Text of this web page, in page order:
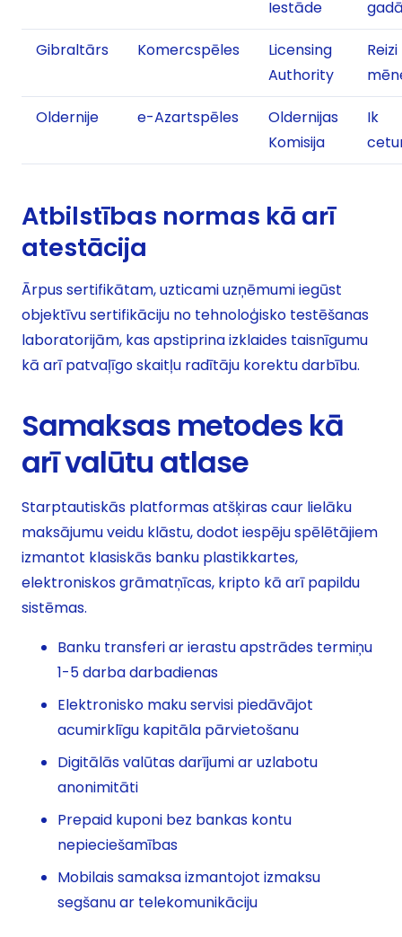
Iestāde
Gibraltārs Komercspēles
Licensing
Authority
Reizi
Oldernije e-Azartspēles
Oldernijas
Komisija
Ik
Atbilstības normas kā arī
atestācija
Ārpus sertifikātam, uzticami uzņēmumi iegūst
objektīvu sertifikāciju no tehnoloģisko testēšanas
laboratorijām, kas apstiprina izklaides taisnīgumu
kā arī patvaļīgo skaitļu radītāju korektu darbību.
Samaksas metodes kā
arī valūtu atlase
Starptautiskās platformas atšķiras caur lielāku
maksājumu veidu klāstu, dodot iespēju spēlētājiem
izmantot klasiskās banku plastikkartes,
elektroniskos grāmatņīcas, kripto kā arī papildu
sistēmas.
Banku transferi ar ierastu apstrādes termiņu
1-5 darba darbadienas
Elektronisko maku servisi piedāvājot
acumirklīgu kapitāla pārvietošanu
Digitālās valūtas darījumi ar uzlabotu
anonimitāti
Prepaid kuponi bez bankas kontu
nepieciešamības
Mobilais samaksa izmantojot izmaksu
segšanu ar telekomunikāciju